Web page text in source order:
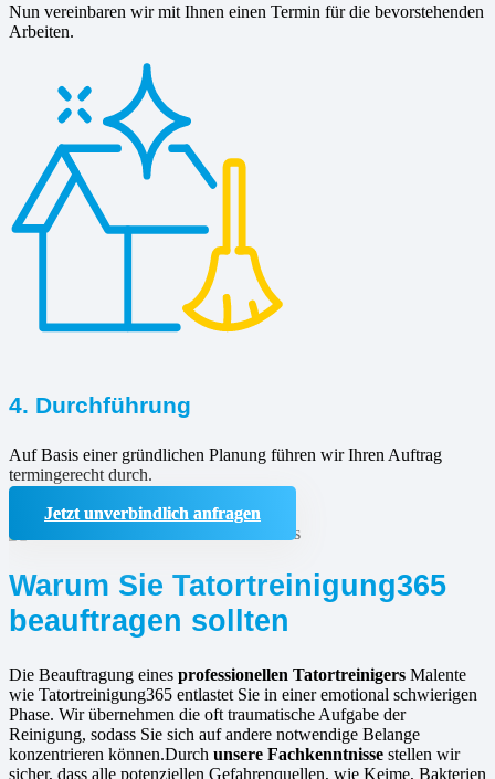
Nun vereinbaren wir mit Ihnen einen Termin für die bevorstehenden
Arbeiten.
4. Durchführung
Auf Basis einer gründlichen Planung führen wir Ihren Auftrag
termingerecht durch.
Jetzt unverbindlich anfragen
Warum Sie Tatortreinigung365
beauftragen sollten
Die Beauftragung eines professionellen Tatortreinigers Malente
wie Tatortreinigung365 entlastet Sie in einer emotional schwierigen
Phase. Wir übernehmen die oft traumatische Aufgabe der
Reinigung, sodass Sie sich auf andere notwendige Belange
konzentrieren können.Durch unsere Fachkenntnisse stellen wir
sicher, dass alle potenziellen Gefahrenquellen, wie Keime, Bakterien